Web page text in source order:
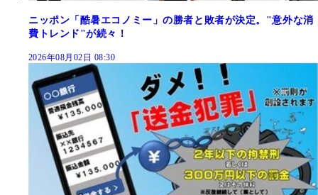
ニッポン「酷暑エコノミー」の勝者と敗者が決定。"意外な消
費トレンド"が続々！
2026年08月02日 08:30